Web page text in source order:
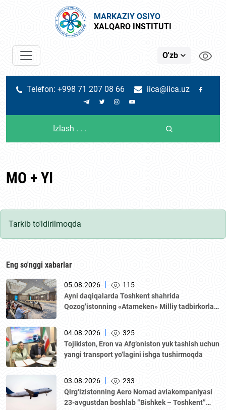
MARKAZIY OSIYO
XALQARO INSTITUTI
O'zb
Telefon: +998 71 207 08 66 iica@iica.uz
MO + YI
Tarkib to'ldirilmoqda
Eng so'nggi xabarlar
05.08.2026 |
115
Аyni daqiqalarda Toshkent shahrida
Qozogʼistonning «Аtameken» Milliy tadbirkorlar
Oʼzbekiston–Qozogʼiston biznes-forumi va B2B
muzokaralari boʼlib oʼtmoqda.
04.08.2026 |
325
Tojikiston, Eron va Afg‘oniston yuk tashish uchun
yangi transport yo‘lagini ishga tushirmoqda
03.08.2026 |
233
Qirg‘izistonning Aero Nomad aviakompaniyasi
23-avgustdan boshlab “Bishkek – Toshkent”